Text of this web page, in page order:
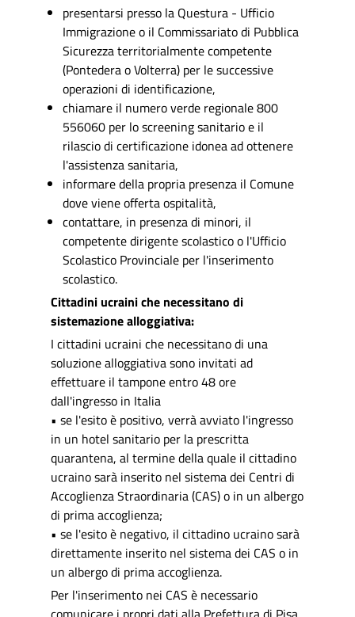
presentarsi presso la Questura - Ufficio
Immigrazione o il Commissariato di Pubblica
Sicurezza territorialmente competente
(Pontedera o Volterra) per le successive
operazioni di identificazione,
chiamare il numero verde regionale 800
556060 per lo screening sanitario e il
rilascio di certificazione idonea ad ottenere
l'assistenza sanitaria,
informare della propria presenza il Comune
dove viene offerta ospitalità,
contattare, in presenza di minori, il
competente dirigente scolastico o l'Ufficio
Scolastico Provinciale per l'inserimento
scolastico.
Cittadini ucraini che necessitano di
sistemazione alloggiativa:
I cittadini ucraini che necessitano di una
soluzione alloggiativa sono invitati ad
effettuare il tampone entro 48 ore
dall'ingresso in Italia
• se l'esito è positivo, verrà avviato l'ingresso
in un hotel sanitario per la prescritta
quarantena, al termine della quale il cittadino
ucraino sarà inserito nel sistema dei Centri di
Accoglienza Straordinaria (CAS) o in un albergo
di prima accoglienza;
• se l'esito è negativo, il cittadino ucraino sarà
direttamente inserito nel sistema dei CAS o in
un albergo di prima accoglienza.
Per l'inserimento nei CAS è necessario